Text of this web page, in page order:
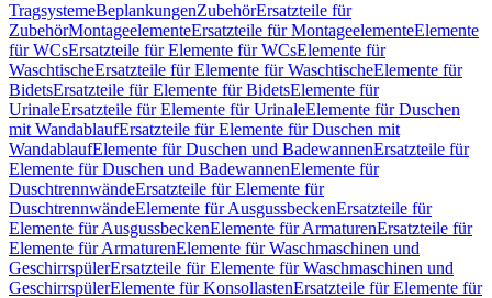
TragsystemeBeplankungenZubehörErsatzteile für
ZubehörMontageelementeErsatzteile für MontageelementeElemente
für WCsErsatzteile für Elemente für WCsElemente für
WaschtischeErsatzteile für Elemente für WaschtischeElemente für
BidetsErsatzteile für Elemente für BidetsElemente für
UrinaleErsatzteile für Elemente für UrinaleElemente für Duschen
mit WandablaufErsatzteile für Elemente für Duschen mit
WandablaufElemente für Duschen und BadewannenErsatzteile für
Elemente für Duschen und BadewannenElemente für
DuschtrennwändeErsatzteile für Elemente für
DuschtrennwändeElemente für AusgussbeckenErsatzteile für
Elemente für AusgussbeckenElemente für ArmaturenErsatzteile für
Elemente für ArmaturenElemente für Waschmaschinen und
GeschirrspülerErsatzteile für Elemente für Waschmaschinen und
GeschirrspülerElemente für KonsollastenErsatzteile für Elemente für